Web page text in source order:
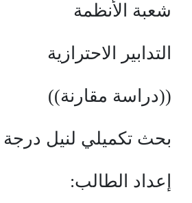
شعبة الأنظمة
التدابير الاحترازية
((دراسة مقارنة))
بحث تكميلي لنيل درجة
إعداد الطالب: